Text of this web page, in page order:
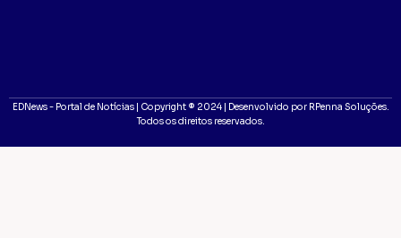
EDNews - Portal de Notícias | Copyright ® 2024 | Desenvolvido por RPenna Soluções.
Todos os direitos reservados.